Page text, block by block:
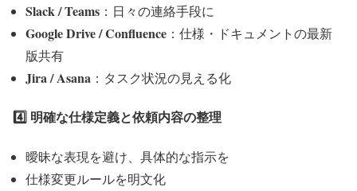
Slack / Teams ：日々の連絡手段に
Google Drive / Confluence ：仕様・ドキュメントの最新
版共有
Jira / Asana ：タスク状況の見える化
4️⃣ 明確な仕様定義と依頼内容の整理
曖昧な表現を避け、具体的な指示を
仕様変更ルールを明文化